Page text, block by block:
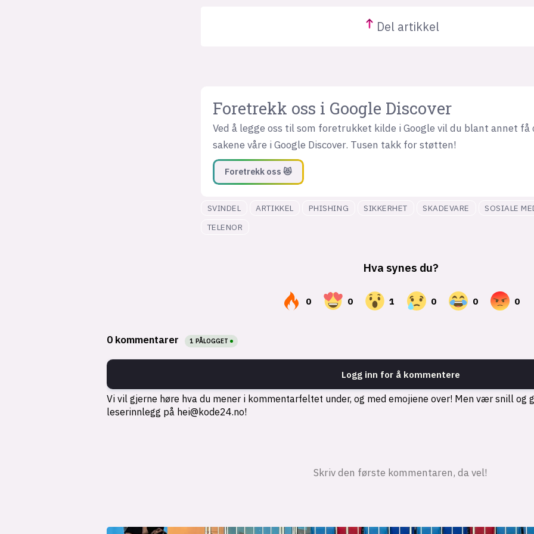
Delartikkel
Foretrekk oss i Google Discover
Ved å legge oss til som foretrukket kilde i Google vil du blant annet få
sakene våre i Google Discover. Tusen takk for støtten!
Foretrekk oss 😻
SVINDEL ARTIKKEL PHISHING SIKKERHET SKADEVARE
SOSIALE
TELENOR